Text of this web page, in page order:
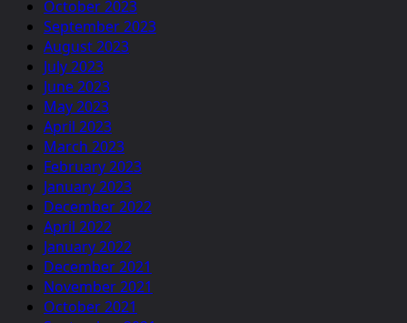
October 2023
September 2023
August 2023
July 2023
June 2023
May 2023
April 2023
March 2023
February 2023
January 2023
December 2022
April 2022
January 2022
December 2021
November 2021
October 2021